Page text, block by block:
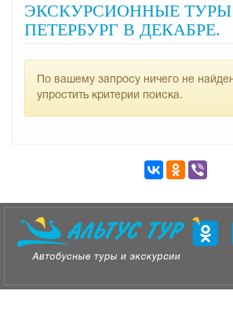
ЭКСКУРСИОННЫЕ
ПЕТЕРБУРГ В ДЕКАБРЕ.
По вашему запросу ничего не
упростить критерии поиска.